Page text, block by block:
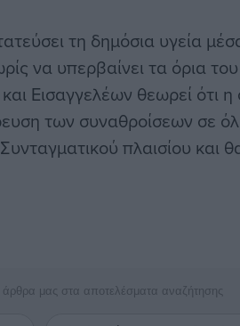
τη δημόσια υγεία
να υπερβαίνει τα όρια
Εισαγγελέων θεωρεί ότι η
των συναθροίσεων σε
πλαισίου και
άρθρα μας στα αποτελέσματα αναζήτησης